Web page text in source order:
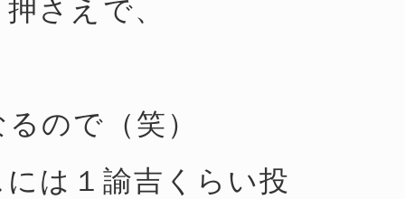
さえで、
ので（笑）
は１諭吉くらい投